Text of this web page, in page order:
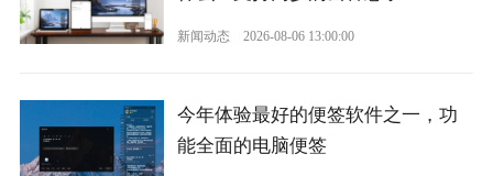
新闻动态 2026-08-06 13:00:00
今年体验最好的便签软件之一，功
能全面的电脑便签